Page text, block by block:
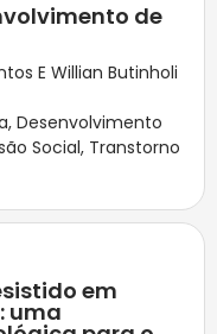
de
E Willian Butinholi
, Desenvolvimento
Social, Transtorno
em
uma